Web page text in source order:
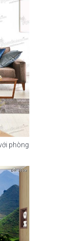
phòng